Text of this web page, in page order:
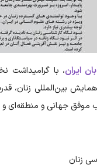
ایران، با گرامیداشت
بین‌المللی زنان،
جهانی و منطقه‌ای و